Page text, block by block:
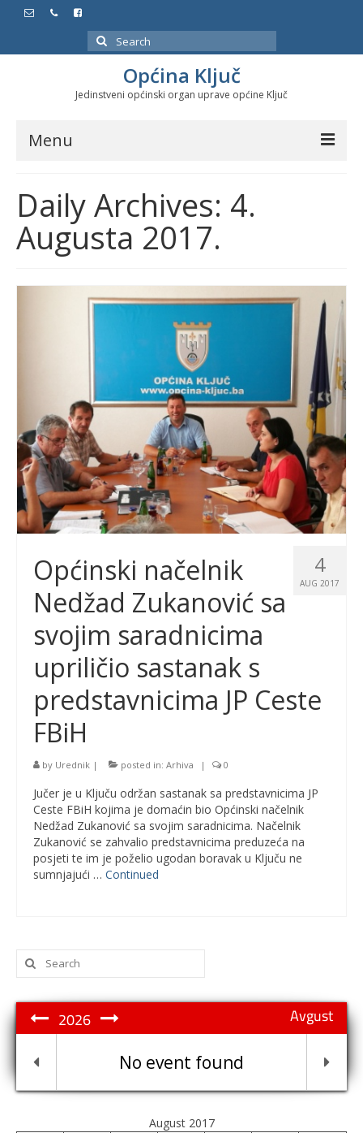
Search
for:
Općina Ključ
Jedinstveni općinski organ uprave općine Ključ
Menu
Službeni glasnici
Javne nabavke
Značajni datumi i manifestacije
Program energetske efikasnosti u stambenom
Daily Archives: 4.
Augusta 2017.
4
AUG 2017
Općinski načelnik
Nedžad Zukanović sa
svojim saradnicima
upriličio sastanak s
predstavnicima JP Ceste
FBiH
by Urednik | posted in: Arhiva | 0
Jučer je u Ključu održan sastanak sa predstavnicima JP
Ceste FBiH kojima je domaćin bio Općinski načelnik
Nedžad Zukanović sa svojim saradnicima. Načelnik
Zukanović se zahvalio predstavnicima preduzeća na
posjeti te im je poželio ugodan boravak u Ključu ne
sumnjajući … Continued
Search
for:
Avgust
2026
No event found
August 2017